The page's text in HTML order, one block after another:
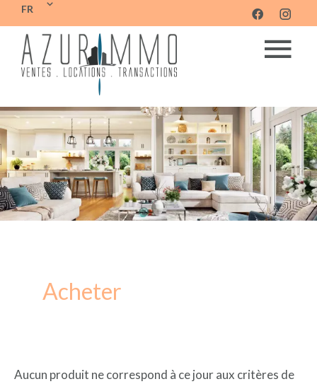
FR
Acheter
Aucun produit ne correspond à ce jour aux critères de